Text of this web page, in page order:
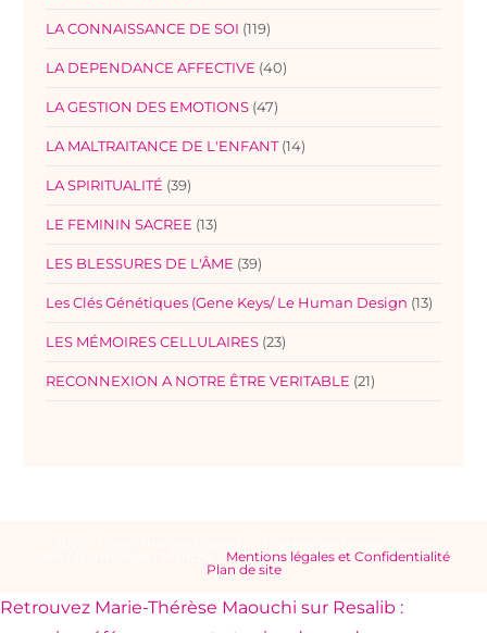
LA CONNAISSANCE DE SOI (119)
LA DEPENDANCE AFFECTIVE (40)
LA GESTION DES EMOTIONS (47)
LA MALTRAITANCE DE L'ENFANT (14)
LA SPIRITUALITÉ (39)
LE FEMININ SACREE (13)
LES BLESSURES DE L'ÂME (39)
Les Clés Génétiques (Gene Keys/ Le Human Design (13)
LES MÉMOIRES CELLULAIRES (23)
RECONNEXION A NOTRE ÊTRE VERITABLE (21)
Mentions légales et Confidentialité-
Plan de site
Retrouvez Marie-Thérèse Maouchi sur Resalib :